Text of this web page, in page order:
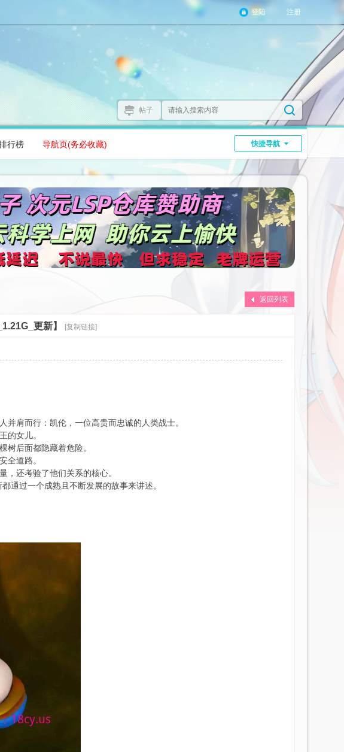
登陆 注册
帖子
快捷导航
行榜 导航页(务必收藏)
返回列表
更新】 [复制链接]
肩而行：凯伦，一位高贵而忠诚的人类战士。
的女儿。
树后面都隐藏着危险。
全道路。
，还考验了他们关系的核心。
通过一个成熟且不断发展的故事来讲述。